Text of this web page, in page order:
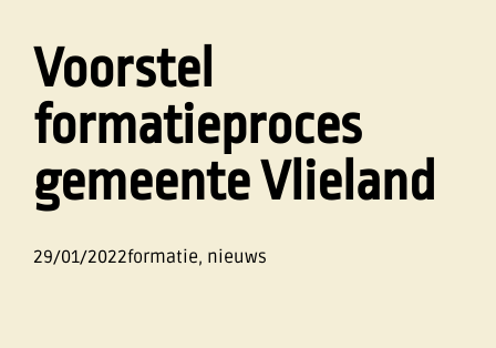
Voorstel
formatieproces
gemeente Vlieland
29/01/2022formatie, nieuws